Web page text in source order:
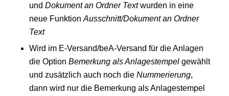
und Dokument an Ordner Textwurden in eine
neue Funktion Ausschnitt/Dokument an Ordner
Text
Wird im E-Versand/beA-Versand für die Anlagen
die Option Bemerkung als Anlagestempelgewählt
und zusätzlich auch noch die Nummerierung,
dann wird nur die Bemerkung als Anlagestempel